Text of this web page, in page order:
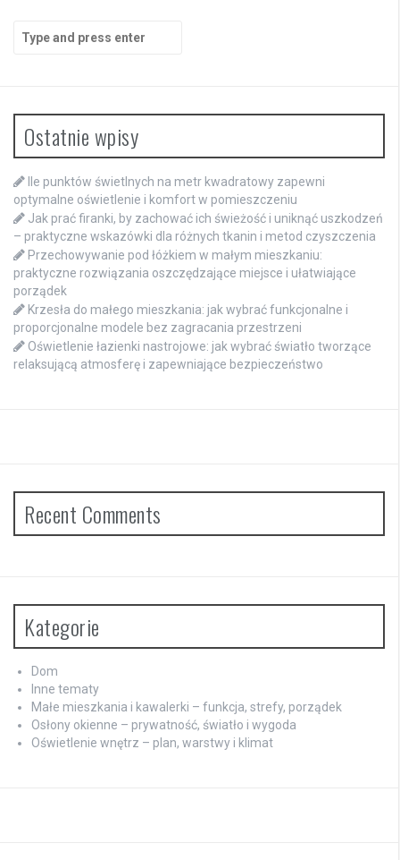
for:
Ostatnie wpisy
Ile punktów świetlnych na metr kwadratowy zapewni
optymalne oświetlenie i komfort w pomieszczeniu
Jak prać firanki, by zachować ich świeżość i uniknąć uszkodzeń
– praktyczne wskazówki dla różnych tkanin i metod czyszczenia
Przechowywanie pod łóżkiem w małym mieszkaniu:
praktyczne rozwiązania oszczędzające miejsce i ułatwiające
porządek
Krzesła do małego mieszkania: jak wybrać funkcjonalne i
proporcjonalne modele bez zagracania przestrzeni
Oświetlenie łazienki nastrojowe: jak wybrać światło tworzące
relaksującą atmosferę i zapewniające bezpieczeństwo
Recent Comments
Kategorie
Dom
Inne tematy
Małe mieszkania i kawalerki – funkcja, strefy, porządek
Osłony okienne – prywatność, światło i wygoda
Oświetlenie wnętrz – plan, warstwy i klimat